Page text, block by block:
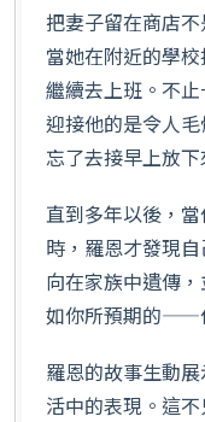
把妻子留在商店
當她在附近的學
繼續去上班。不
迎接他的是令人
忘了去接早上放下
直到多年以後，
時，羅恩才發現
向在家族中遺傳
如你所預期的——
羅恩的故事生動
活中的表現。這